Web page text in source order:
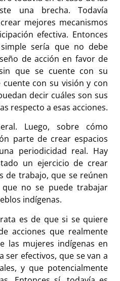
una brecha. Todavía
mejores mecanismos
efectiva. Entonces
sería que no debe
de acción en favor de
que se cuente con su
con su visión y con
decir cuáles son sus
respecto a esas acciones.
Luego, sobre cómo
parte de crear espacios
periodicidad real. Hay
un ejercicio de crear
de trabajo, que se reúnen
no se puede trabajar
indígenas.
es de que si se quiere
acciones que realmente
las mujeres indígenas en
ser efectivos, que se van a
y que potencialmente